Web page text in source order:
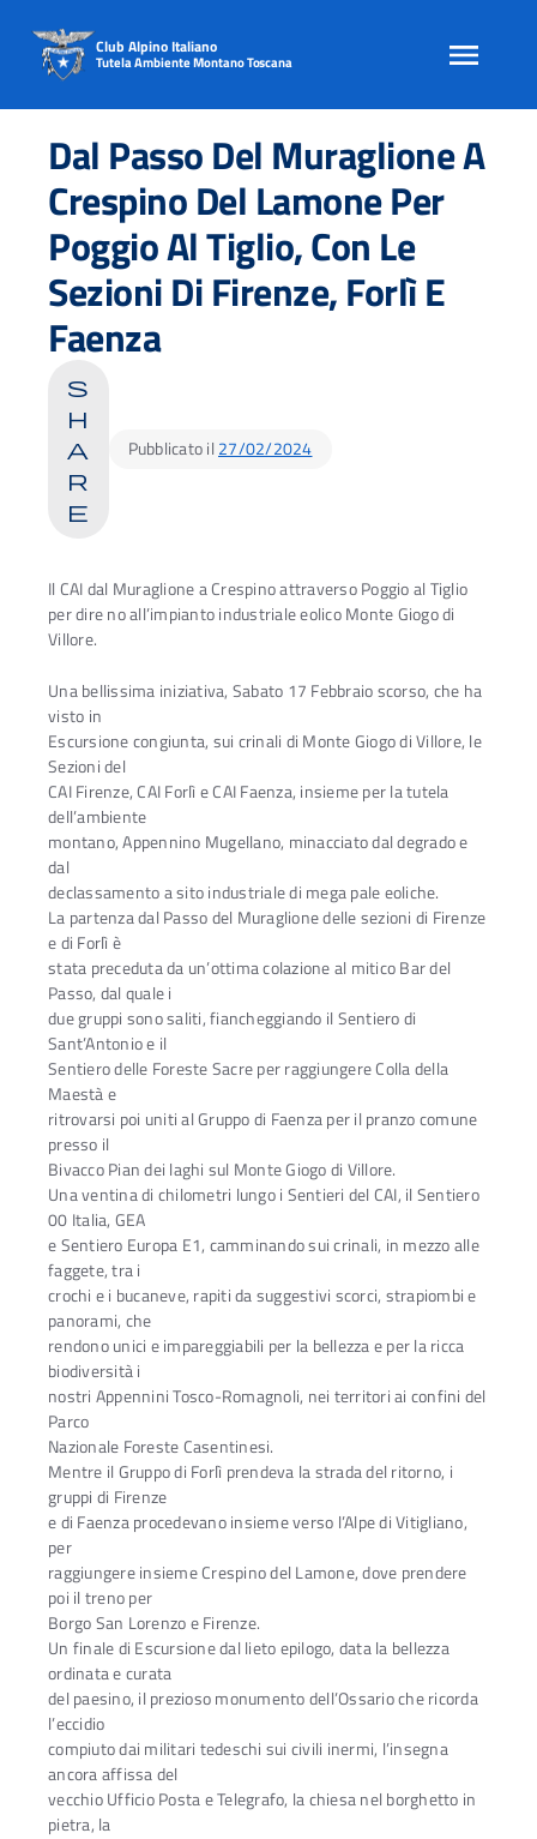
content
Club Alpino Italiano
Tutela Ambiente Montano Toscana
Dal Passo Del Muraglione A
Crespino Del Lamone Per
Poggio Al Tiglio, Con Le
Sezioni Di Firenze, Forlì E
Faenza
s
h
a
r
e
Pubblicato il 27/02/2024
Il CAI dal Muraglione a Crespino attraverso Poggio al Tiglio
per dire no all’impianto industriale eolico Monte Giogo di
Villore.
Una bellissima iniziativa, Sabato 17 Febbraio scorso, che ha
visto in
Escursione congiunta, sui crinali di Monte Giogo di Villore, le
Sezioni del
CAI Firenze, CAI Forlì e CAI Faenza, insieme per la tutela
dell’ambiente
montano, Appennino Mugellano, minacciato dal degrado e
dal
declassamento a sito industriale di mega pale eoliche.
La partenza dal Passo del Muraglione delle sezioni di Firenze
e di Forlì è
stata preceduta da un’ottima colazione al mitico Bar del
Passo, dal quale i
due gruppi sono saliti, fiancheggiando il Sentiero di
Sant’Antonio e il
Sentiero delle Foreste Sacre per raggiungere Colla della
Maestà e
ritrovarsi poi uniti al Gruppo di Faenza per il pranzo comune
presso il
Bivacco Pian dei laghi sul Monte Giogo di Villore.
Una ventina di chilometri lungo i Sentieri del CAI, il Sentiero
00 Italia, GEA
e Sentiero Europa E1, camminando sui crinali, in mezzo alle
faggete, tra i
crochi e i bucaneve, rapiti da suggestivi scorci, strapiombi e
panorami, che
rendono unici e impareggiabili per la bellezza e per la ricca
biodiversità i
nostri Appennini Tosco-Romagnoli, nei territori ai confini del
Parco
Nazionale Foreste Casentinesi.
Mentre il Gruppo di Forlì prendeva la strada del ritorno, i
gruppi di Firenze
e di Faenza procedevano insieme verso l’Alpe di Vitigliano,
per
raggiungere insieme Crespino del Lamone, dove prendere
poi il treno per
Borgo San Lorenzo e Firenze.
Un finale di Escursione dal lieto epilogo, data la bellezza
ordinata e curata
del paesino, il prezioso monumento dell’Ossario che ricorda
l’eccidio
compiuto dai militari tedeschi sui civili inermi, l’insegna
ancora affissa del
vecchio Ufficio Posta e Telegrafo, la chiesa nel borghetto in
pietra, la